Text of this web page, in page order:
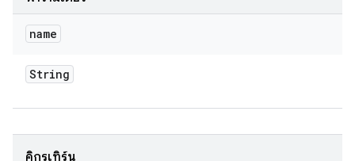
name
String
คิกรีเทิร์น